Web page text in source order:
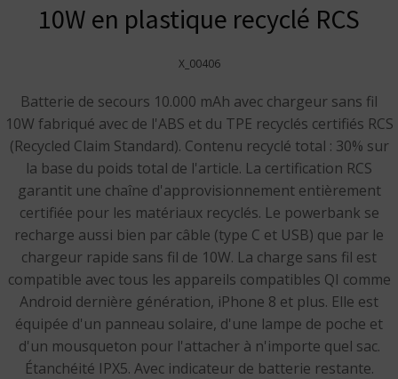
10W en plastique recyclé RCS
X_00406
Batterie de secours 10.000 mAh avec chargeur sans fil
10W fabriqué avec de l'ABS et du TPE recyclés certifiés RCS
(Recycled Claim Standard). Contenu recyclé total : 30% sur
la base du poids total de l'article. La certification RCS
garantit une chaîne d'approvisionnement entièrement
certifiée pour les matériaux recyclés. Le powerbank se
recharge aussi bien par câble (type C et USB) que par le
chargeur rapide sans fil de 10W. La charge sans fil est
compatible avec tous les appareils compatibles QI comme
Android dernière génération, iPhone 8 et plus. Elle est
équipée d'un panneau solaire, d'une lampe de poche et
d'un mousqueton pour l'attacher à n'importe quel sac.
Étanchéité IPX5. Avec indicateur de batterie restante.